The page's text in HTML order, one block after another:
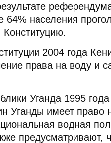
64% населения
Конституцию.
2004 года
права на воду и
Уганда 1995
Уганды имеет право
водная
предусматривают,